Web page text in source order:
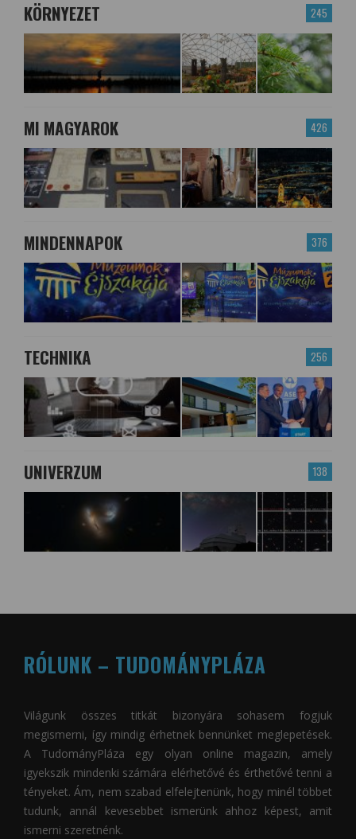
245
KÖRNYEZET
426
MI MAGYAROK
376
MINDENNAPOK
256
TECHNIKA
138
UNIVERZUM
RÓLUNK – TUDOMÁNYPLÁZA
Világunk összes titkát bizonyára sohasem fogjuk
megismerni, így mindig érhetnek bennünket meglepetések.
A TudományPláza egy olyan online magazin, amely
igyekszik mindenki számára elérhetővé és érthetővé tenni a
tényeket. Ám, nem szabad elfelejtenünk, hogy minél többet
tudunk, annál kevesebbet ismerünk ahhoz képest, amit
ismerni szeretnénk.